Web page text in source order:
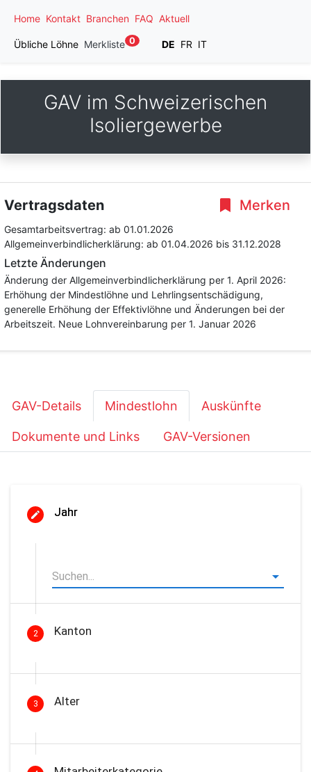
Home Kontakt Branchen FAQ Aktuell
Übliche Löhne Merkliste 0 DE FR IT
GAV im Schweizerischen
Isoliergewerbe
Merken
Vertragsdaten
Gesamtarbeitsvertrag: ab 01.01.2026
Allgemeinverbindlicherklärung: ab 01.04.2026 bis 31.12.2028
Letzte Änderungen
Änderung der Allgemeinverbindlicherklärung per 1. April 2026:
Erhöhung der Mindestlöhne und Lehrlingsentschädigung,
generelle Erhöhung der Effektivlöhne und Änderungen bei der
Arbeitszeit. Neue Lohnvereinbarung per 1. Januar 2026
GAV-Details Mindestlohn Auskünfte
Dokumente und Links GAV-Versionen
Jahr
2 Kanton
3 Alter